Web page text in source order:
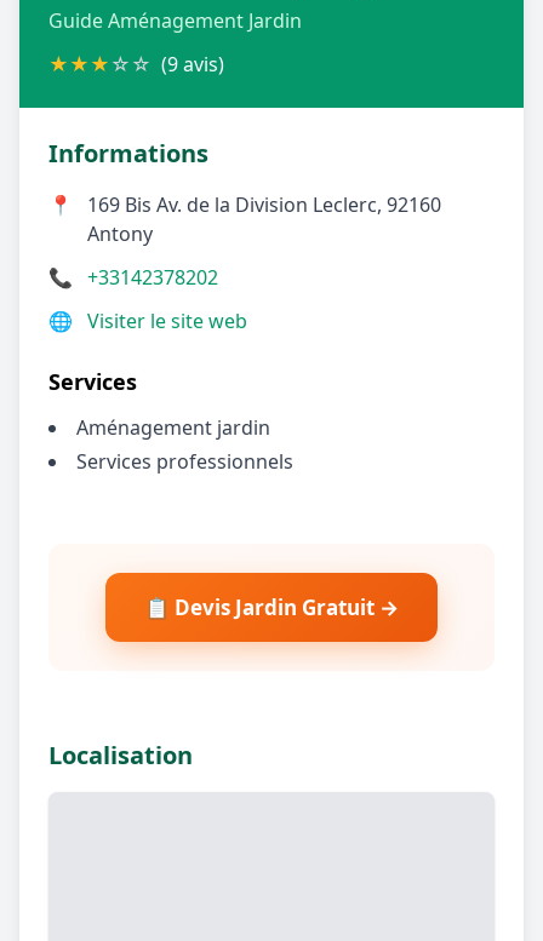
CGU -
Guide Aménagement Jardin
★★★☆☆ (9 avis)
Informations
📍
169 Bis Av. de la Division Leclerc, 92160
Antony
📞 +33142378202
🌐 Visiter le site web
Services
Aménagement jardin
Services professionnels
📋 Devis Jardin Gratuit →
Localisation